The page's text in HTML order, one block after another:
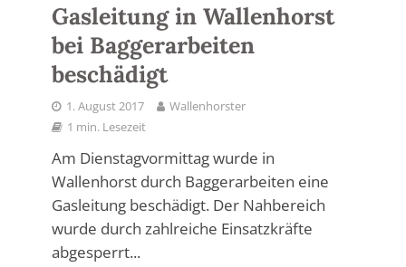
Gasleitung in Wallenhorst
bei Baggerarbeiten
beschädigt
1. August 2017
Wallenhorster
1 min. Lesezeit
Am Dienstagvormittag wurde in
Wallenhorst durch Baggerarbeiten eine
Gasleitung beschädigt. Der Nahbereich
wurde durch zahlreiche Einsatzkräfte
abgesperrt...